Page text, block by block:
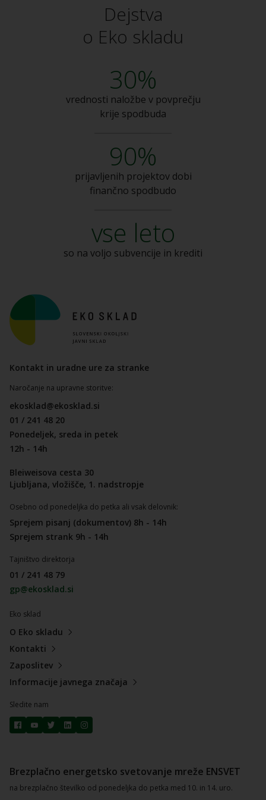
Dejstva
o Eko skladu
30%
vrednosti naložbe v povprečju
krije spodbuda
90%
prijavljenih projektov dobi
finančno spodbudo
vse leto
so na voljo subvencije in krediti
Kontakt in uradne ure za stranke
Naročanje na upravne storitve:
ekosklad@ekosklad.si
01 / 241 48 20
Ponedeljek, sreda in petek
12h - 14h
Bleiweisova cesta 30
Ljubljana, vložišče, 1. nadstropje
Osebno od ponedeljka do petka ali vsak delovnik:
Sprejem pisanj (dokumentov) 8h - 14h
Sprejem strank 9h - 14h
Tajništvo direktorja
01 / 241 48 79
gp@ekosklad.si
Eko sklad
O Eko skladu
Kontakti
Zaposlitev
Informacije javnega značaja
Sledite nam
Brezplačno energetsko svetovanje mreže ENSVET
na brezplačno številko od ponedeljka do petka med 10. in 14. uro.